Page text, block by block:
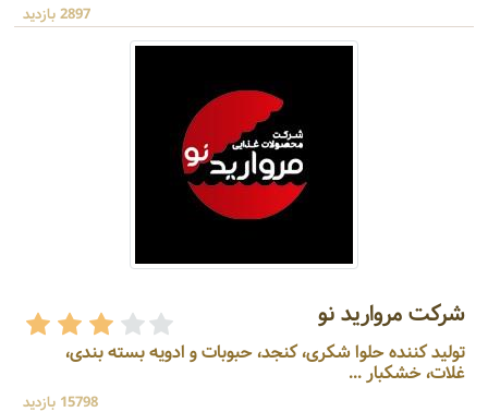
2897 بازدید
شرکت مروارید نو
تولید کننده حلوا شکری، کنجد، حبوبات و ادویه بسته بندی،
غلات، خشکبار ...
15798 بازدید